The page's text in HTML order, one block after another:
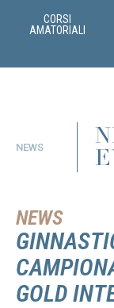
CORSI
AMATORIALI
NEWS
NEWS
GOLD